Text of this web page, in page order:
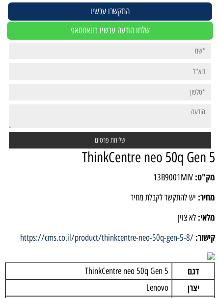
התקשרו עכשיו
שלחו הודעה עכשיו בוואטסאפ
ThinkCentre neo 50q Gen 5
מק"ט: 13B9001MIV
מחיר: יש להתקשר לקבלת מחיר
מלאי: לא צוין
קישור: https://cms.co.il/product/thinkcentre-neo-50q-gen-5-8/
דגם ThinkCentre neo 50q Gen 5
יצרן Lenovo